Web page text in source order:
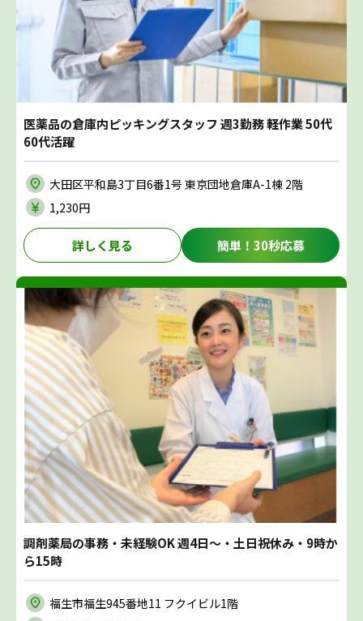
医薬品の倉庫内ピッキングスタッフ 週3勤務 軽作業 50代
60代活躍
大田区平和島3丁目6番1号 東京団地倉庫A-1棟 2階
1,230円
詳しく見る 簡単！30秒応募
調剤薬局の事務・未経験OK 週4日～・土日祝休み・9時か
ら15時
福生市福生945番地11 フクイビル1階